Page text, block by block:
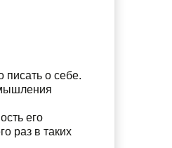
писать о себе.
его
раз в таких